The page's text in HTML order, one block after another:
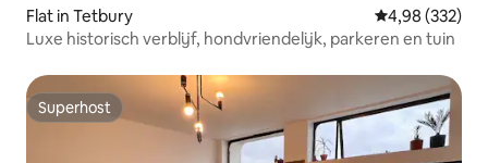
Flat in Tetbury Gemiddelde
4,98 (332)
Luxe historisch verblijf, hondvriendelijk, parkeren en tuin
Superhost
Superhost